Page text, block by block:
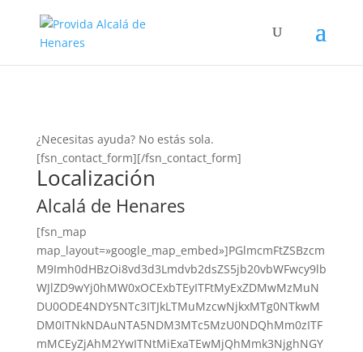
¿Necesitas ayuda? No estás sola.
[fsn_contact_form][/fsn_contact_form]
Localización
Alcalá de Henares
[fsn_map
map_layout=»google_map_embed»]PGlmcmFtZSBzcm
M9Imh0dHBzOi8vd3d3Lmdvb2dsZS5jb20vbWFwcy9lb
WJlZD9wYj0hMW0xOCExbTEyITFtMyExZDMwMzMuN
DU0ODE4NDY5NTc3ITJkLTMuMzcwNjkxMTg0NTkwM
DM0ITNkNDAuNTA5NDM3MTc5MzU0NDQhMm0zITF
mMCEyZjAhM2YwITNtMiExaTEwMjQhMmk3NjghNGY